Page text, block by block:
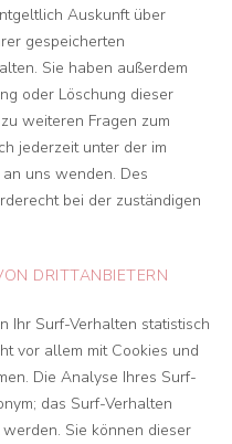
Auskunft über
gespeicherten
Sie haben außerdem
oder Löschung dieser
weiteren Fragen zum
jederzeit unter der im
uns wenden. Des
bei der zuständigen
DRITTANBIETERN
Ihr Surf-Verhalten statistisch
vor allem mit Cookies und
Die Analyse Ihres Surf-
das Surf-Verhalten
Sie können dieser